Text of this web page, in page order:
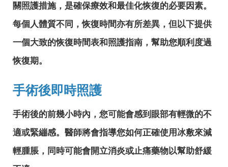
關照護措施，是確保療效和最佳化恢復的必要因素。
每個人體質不同，恢復時間亦有所差異，但以下提供
一個大致的恢復時間表和照護指南，幫助您順利度過
恢復期。
手術後即時照護
手術後的前幾小時內，您可能會感到眼部有輕微的不
適或緊繃感。醫師將會指導您如何正確使用冰敷來減
輕腫脹，同時可能會開立消炎或止痛藥物以幫助舒緩